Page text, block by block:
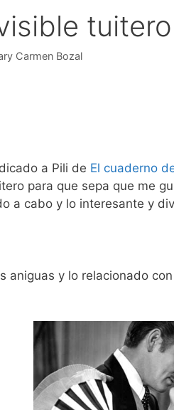
tuitero
Carmen Bozal
a Pili de El cuaderno
para que sepa que me
a cabo y lo interesante y
aniguas y lo relacionado